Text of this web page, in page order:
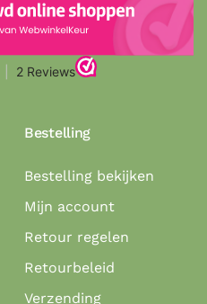
Bestelling
Bestelling bekijken
Mijn account
Retour regelen
Retourbeleid
Verzending